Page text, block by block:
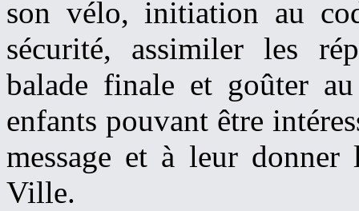
son vélo, initiation au
sécurité, assimiler les
balade finale et goûter
enfants pouvant être
message et à leur
Ville.